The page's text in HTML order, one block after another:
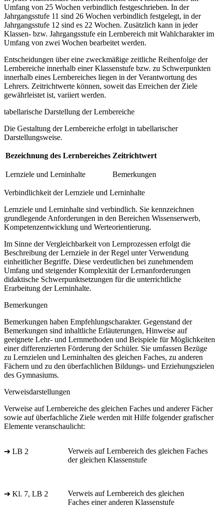
Umfang von 25 Wochen verbindlich festgeschrieben. In der
Jahrgangsstufe 11 sind 26 Wochen verbindlich festgelegt, in der
Jahrgangsstufe 12 sind es 22 Wochen. Zusätzlich kann in jeder
Klassen- bzw. Jahrgangsstufe ein Lernbereich mit Wahlcharakter im
Umfang von zwei Wochen bearbeitet werden.
Entscheidungen über eine zweckmäßige zeitliche Reihenfolge der
Lernbereiche innerhalb einer Klassenstufe bzw. zu Schwerpunkten
innerhalb eines Lernbereiches liegen in der Verantwortung des
Lehrers. Zeitrichtwerte können, soweit das Erreichen der Ziele
gewährleistet ist, variiert werden.
tabellarische Darstellung der Lernbereiche
Die Gestaltung der Lernbereiche erfolgt in tabellarischer
Darstellungsweise.
Bezeichnung des Lernbereiches Zeitrichtwert
Lernziele und Lerninhalte Bemerkungen
Verbindlichkeit der Lernziele und Lerninhalte
Lernziele und Lerninhalte sind verbindlich. Sie kennzeichnen
grundlegende Anforderungen in den Bereichen Wissenserwerb,
Kompetenzentwicklung und Werteorientierung.
Im Sinne der Vergleichbarkeit von Lernprozessen erfolgt die
Beschreibung der Lernziele in der Regel unter Verwendung
einheitlicher Begriffe. Diese verdeutlichen bei zunehmendem
Umfang und steigender Komplexität der Lernanforderungen
didaktische Schwerpunktsetzungen für die unterrichtliche
Erarbeitung der Lerninhalte.
Bemerkungen
Bemerkungen haben Empfehlungscharakter. Gegenstand der
Bemerkungen sind inhaltliche Erläuterungen, Hinweise auf
geeignete Lehr- und Lernmethoden und Beispiele für Möglichkeiten
einer differenzierten Förderung der Schüler. Sie umfassen Bezüge
zu Lernzielen und Lerninhalten des gleichen Faches, zu anderen
Fächern und zu den überfachlichen Bildungs- und Erziehungszielen
des Gymnasiums.
Verweisdarstellungen
Verweise auf Lernbereiche des gleichen Faches und anderer Fächer
sowie auf überfachliche Ziele werden mit Hilfe folgender grafischer
Elemente veranschaulicht:
➔ LB 2
Verweis auf Lernbereich des gleichen Faches
der gleichen Klassenstufe
➔ Kl. 7, LB 2
Verweis auf Lernbereich des gleichen
Faches einer anderen Klassenstufe